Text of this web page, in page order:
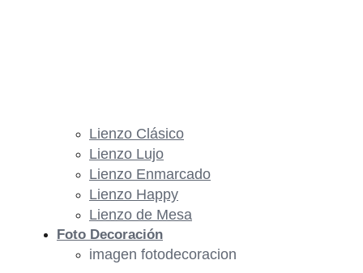
Lienzo Clásico
Lienzo Lujo
Lienzo Enmarcado
Lienzo Happy
Lienzo de Mesa
Foto Decoración
imagen fotodecoracion